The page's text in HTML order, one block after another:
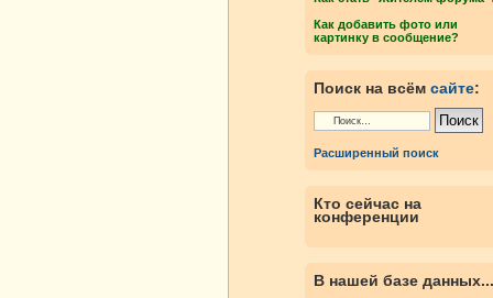
Как добавить фото или
картинку в сообщение?
Поиск на всём сайте:
Расширенный поиск
Кто сейчас на
конференции
В нашей базе данных...